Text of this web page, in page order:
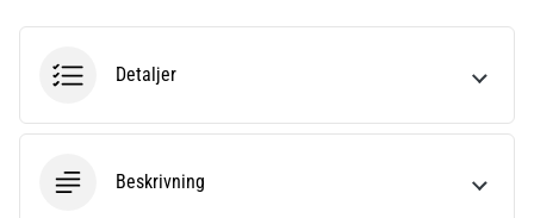
Detaljer
Beskrivning